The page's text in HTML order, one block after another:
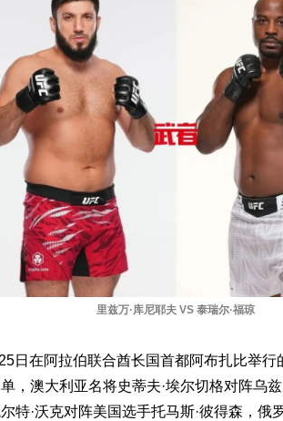
里兹万·库尼耶夫 VS 泰瑞尔·福琼
日在阿拉伯联合酋长国首都阿布扎比举
，澳大利亚名将史蒂夫·埃尔切格对阵乌
特·沃克对阵美国选手托马斯·彼得森，俄